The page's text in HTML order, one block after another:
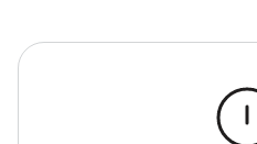
Saídas de praia
Personagens
Informacoes gerais: